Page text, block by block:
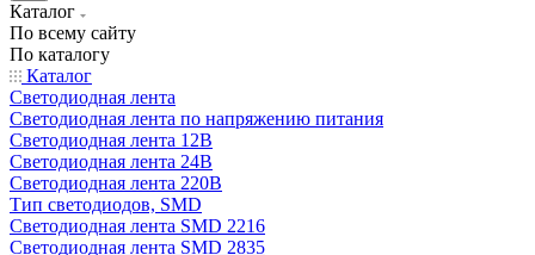
Каталог
По всему сайту
По каталогу
Каталог
Светодиодная лента
Светодиодная лента по напряжению питания
Светодиодная лента 12В
Светодиодная лента 24В
Светодиодная лента 220В
Тип светодиодов, SMD
Cветодиодная лента SMD 2216
Светодиодная лента SMD 2835